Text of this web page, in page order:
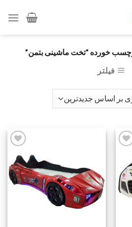
خورده “تخت ماشینی بتمن”
فیلتر
افزودن
به
علاقه
مندی
افزودن
به
علاقه